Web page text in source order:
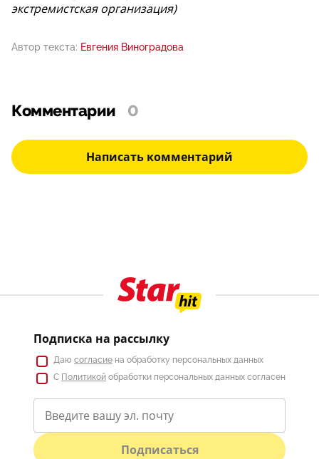
экстремистская организация)
Автор текста: Евгения Виноградова
Комментарии 0
Написать комментарий
Подписка на рассылку
Даю согласие на обработку персональных данных
С Политикой обработки персональных данных согласен
Подписаться